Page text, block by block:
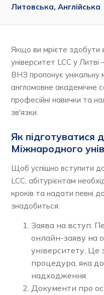
Литовська, Англійська
Якщо ви мрієте здобути
університет LCC у
ВНЗ пропонує унікальну
англомовне академічне
професійні навички та
зв'язки.
Як підготуватися
Міжнародного
Щоб успішно вступити
LCC, абітурієнтам
кроків та надати певні
знадобиться:
Заява на вступ.
онлайн-заяву на
університету. Це
процедура, яка
надходження.
Документи про